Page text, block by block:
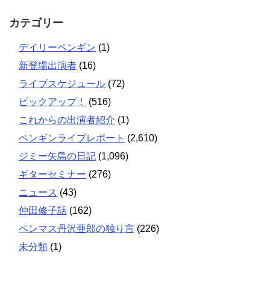
カテゴリー
デイリーペンギン (1)
新登場出演者 (16)
ライブスケジュール (72)
ピックアップ！
(516)
これからの出演者紹介 (1)
ペンギンライブレポート (2,610)
ジミー矢島の日記 (1,096)
ギターセミナー (276)
ニュース (43)
仲田修子話 (162)
ペンマス丹沢亜郎の独り言 (226)
未分類 (1)